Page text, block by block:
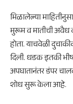
मिळालेल्या
मुरूम व मातीची अवैध
होता. याचवेळी
दिली. धडक इतकी
अपघातानंतर डंपर
शोध सुरू केला आहे.